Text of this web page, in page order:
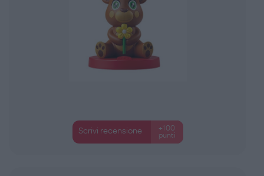
Scrivi recensione
+100
punti